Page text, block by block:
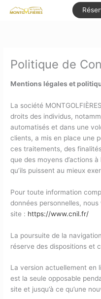
Politique de
Mentions légales et
La société
droits des individus,
automatisés et dans une
clients, a mis en place une
ces traitements, des
que des moyens d’actions
qu’ils puissent au mieux
Pour toute information
données personnelles,
site : https://www.cnil.fr/
La poursuite de la
réserve des dispositions et
La version actuellement en
est la seule opposable
site et jusqu’à ce qu’une
Bienvenue chez